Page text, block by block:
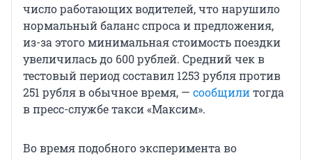
число работающих водителей, что нарушило
нормальный баланс спроса и предложения,
из-за этого минимальная стоимость поездки
увеличилась до 600 рублей. Средний чек в
тестовый период составил 1253 рубля против
251 рубля в обычное время, — сообщилитогда
в пресс-службе такси «Максим».
Во время подобного эксперимента во